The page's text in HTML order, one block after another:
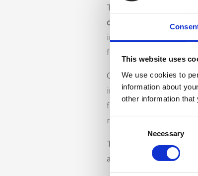
This website uses
We use cookies to
information about
other information that
Consent
Necessary
Tuttavia, c’è una buona
digitali ad aver trainato
innovativa abbia
femminili nelle attività
Come confermato dal
irrobustita, indicando un
frutto le proprie
maschile.
Tutto ciò premesso, non
alla nascita e allo